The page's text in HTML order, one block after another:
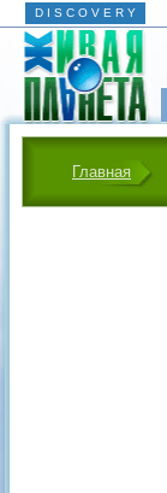
D I S C O V E R Y
Главная